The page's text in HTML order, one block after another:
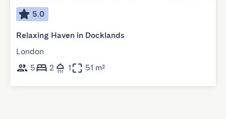
5.0
Relaxing Haven in Docklands
London
5
2 1 51 m²